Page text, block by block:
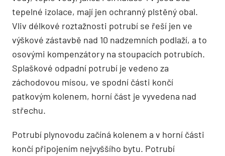
tepelné izolace, mají jen ochranný plstěný obal.
Vliv délkové roztažnosti potrubí se řeší jen ve
výškové zástavbě nad 10 nadzemních podlaží, a to
osovými kompenzátory na stoupacích potrubích.
Splaškové odpadní potrubí je vedeno za
záchodovou mísou, ve spodní části končí
patkovým kolenem, horní část je vyvedena nad
střechu.
Potrubí plynovodu začíná kolenem a v horní části
končí připojením nejvyššího bytu. Potrubí